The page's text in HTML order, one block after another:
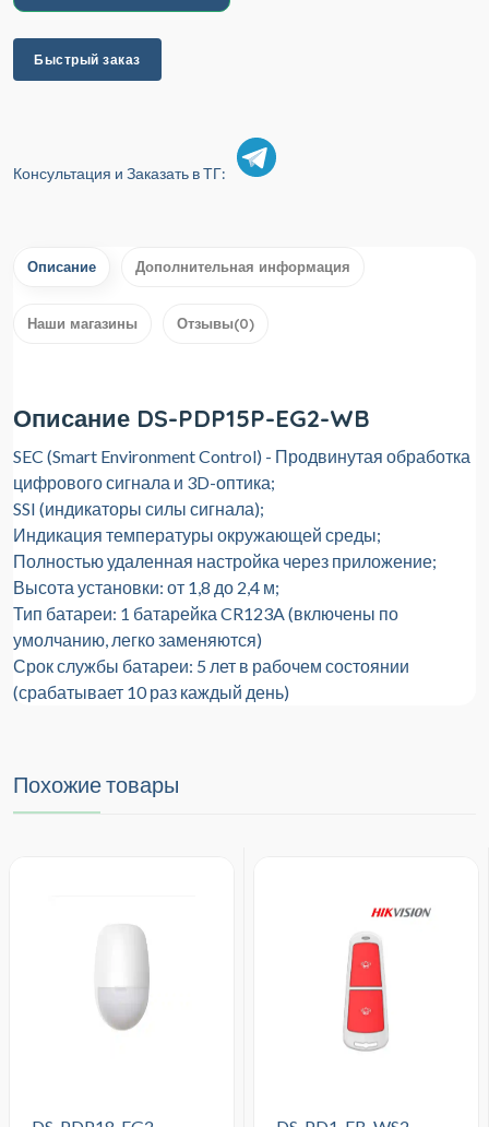
Быстрый заказ
Консультация и Заказать в ТГ:
Описание Дополнительная информация
Наши магазины Отзывы(0)
Описание DS-PDP15P-EG2-WB
SEC (Smart Environment Control) - Продвинутая обработка
цифрового сигнала и 3D-оптика;
SSI (индикаторы силы сигнала);
Индикация температуры окружающей среды;
Полностью удаленная настройка через приложение;
Высота установки: от 1,8 до 2,4 м;
Тип батареи: 1 батарейка CR123A (включены по
умолчанию, легко заменяются)
Срок службы батареи: 5 лет в рабочем состоянии
(срабатывает 10 раз каждый день)
Похожие товары